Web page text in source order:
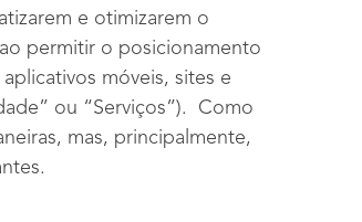
e otimizarem o
permitir o posicionamento
móveis, sites e
ou “Serviços”). Como
mas, principalmente,